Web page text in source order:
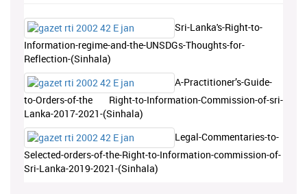
Sri-Lanka's-Right-to-
Information-regime-and-the-UNSDGs-Thoughts-for-
Reflection-(Sinhala)
A-Practitioner’s-Guide-
to-Orders-of-the Right-to-Information-Commission-of-sri-
Lanka-2017-2021-(Sinhala)
Legal-Commentaries-to-
Selected-orders-of-the-Right-to-Information-commission-of-
Sri-Lanka-2019-2021-(Sinhala)